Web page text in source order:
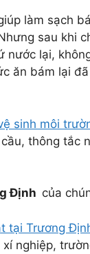
làm sạch
sau khi
nước lại,
ăn bám lại
sinh môi
thông tắc
Định của
tại Trương
nghiệp,